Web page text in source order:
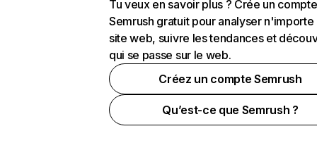
Tu veux en savoir plus ? Crée un compte
Semrush gratuit pour analyser n'importe
site web, suivre les tendances et
qui se passe sur le web.
Créez un compte Semrush
Qu’est-ce que Semrush ?